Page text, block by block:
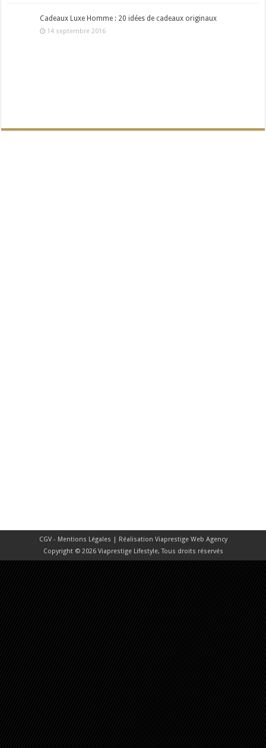
Cadeaux Luxe Homme : 20 idées de cadeaux originaux
14 septembre 2016
CGV - Mentions Légales | Réalisation Viaprestige Web Agency
Copyright © 2026 Viaprestige Lifestyle, Tous droits réservés